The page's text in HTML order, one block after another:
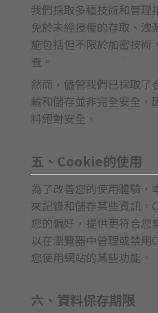
我們採取多種技術和管理
免於未經授權的存取、洩
施包括但不限於加密技術
查。
然而，儘管我們已採取了
輸和儲存並非完全安全，
料絕對安全。
五、Cookie的使用
為了改善您的使用體驗
來記錄和儲存某些資訊
您的偏好，提供更符合您
以在瀏覽器中管理或禁
您使用網站的某些功能。
六、資料保存期限